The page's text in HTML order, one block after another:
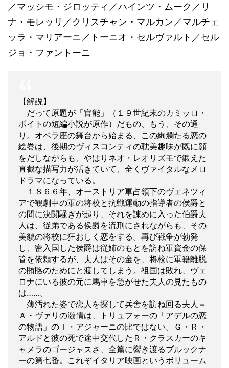
／マッシモ・ジロッティ／ハインツ・ムーク／リ
ナ・モレッリ／クリスチャン・マルカン／マルチェ
ッラ・マリアーニ／トーニオ・セルヴァルト／セル
ジョ・ファントーニ
【解説】
だって原題が「官能」（１９世紀末のカミッロ・
ボイトの短編小説が原作）だもの、もう、その通
り。オペラ座の舞台から始まる、この絢爛たる恋の
絵巻は、後期のヴィスコンティの耽美趣味が既に顔
をだしながらも、やはりネオ・レオリズモで鍛えた
直截な描写力が活きていて、全くヴァイタルなメロ
ドラマになっている。
１８６６年、オーストリア軍占領下のヴェネツィ
アで観劇中の軍の将校と抗戦運動の指導者の侯爵と
の間に決闘騒ぎが起り、それを諌めに入った伯爵夫
人は、従弟である侯爵を流刑にされながらも、その
美貌の将校に狂おしく恋をする。再び戦争が勃発
し、密入国した侯爵は従姉のもとを訪ね軍資金の保
管を依頼するが、夫人はその金を、将校に軍籍離脱
の賄賂のためにと渡してしまう。祖国は敗れ、ヴェ
ロナにいる彼の元に馬車を急がせた夫人の見たもの
は……。
薄汚れた姿で恋人を探して兵舎を訪ね回る夫人＝
Ａ・ヴァリの激情は、トリュフォーの「アデルの恋
の物語」のＩ・アジャーニの比ではない。Ｇ・Ｒ・
アルドと彼の死で途中交代したＲ・クラスカーのキ
ャメラのゴージャスさ、全篇に響き渡るブルックナ
ーの第七番。これぞイタリア映画というボリューム